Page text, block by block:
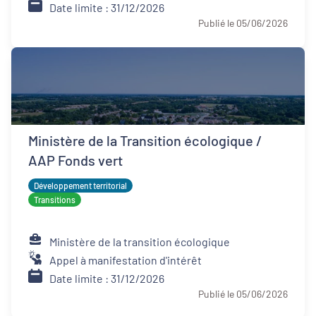
Date limite : 31/12/2026
Publié le 05/06/2026
Ministère de la Transition écologique /
AAP Fonds vert
Développement territorial
Transitions
Ministère de la transition écologique
Appel à manifestation d'intérêt
Date limite : 31/12/2026
Publié le 05/06/2026